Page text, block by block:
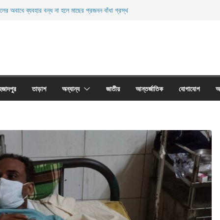
অবাধে ব্যবহার বন্ধ না হলে মাছের প্রজনন বাঁধা গ্রস্থ
তাড়াশ অন্যান্য জাতীয় আন্তর্জাতিক যোগাযোগ